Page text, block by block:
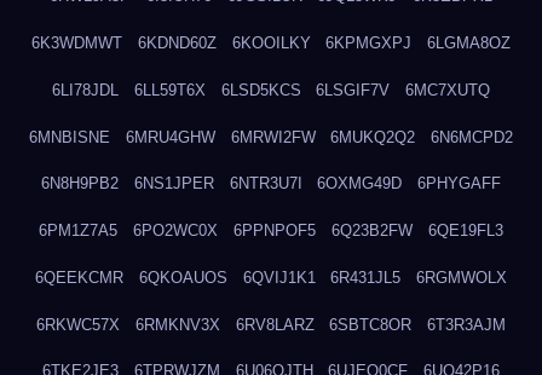
6K3WDMWT 6KDND60Z 6KOOILKY 6KPMGXPJ 6LGMA8OZ
6LI78JDL 6LL59T6X 6LSD5KCS 6LSGIF7V 6MC7XUTQ
6MNBISNE 6MRU4GHW 6MRWI2FW 6MUKQ2Q2 6N6MCPD2
6N8H9PB2 6NS1JPER 6NTR3U7I 6OXMG49D 6PHYGAFF
6PM1Z7A5 6PO2WC0X 6PPNPOF5 6Q23B2FW 6QE19FL3
6QEEKCMR 6QKOAUOS 6QVIJ1K1 6R431JL5 6RGMWOLX
6RKWC57X 6RMKNV3X 6RV8LARZ 6SBTC8OR 6T3R3AJM
6TKE2JE3 6TPRWJZM 6U06OJTH 6UJEQ0CF 6UQ42P16